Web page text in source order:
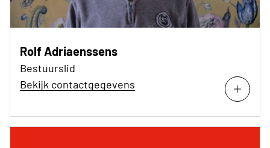
Rolf Adriaenssens
Bestuurslid
Bekijk contactgegevens